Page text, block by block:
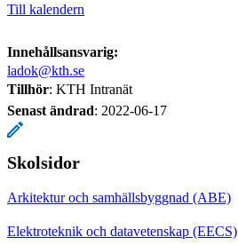
Till kalendern
Innehållsansvarig:
ladok@kth.se
Tillhör: KTH Intranät
Senast ändrad: 2022-06-17
Skolsidor
Arkitektur och samhällsbyggnad (ABE)
Elektroteknik och datavetenskap (EECS)